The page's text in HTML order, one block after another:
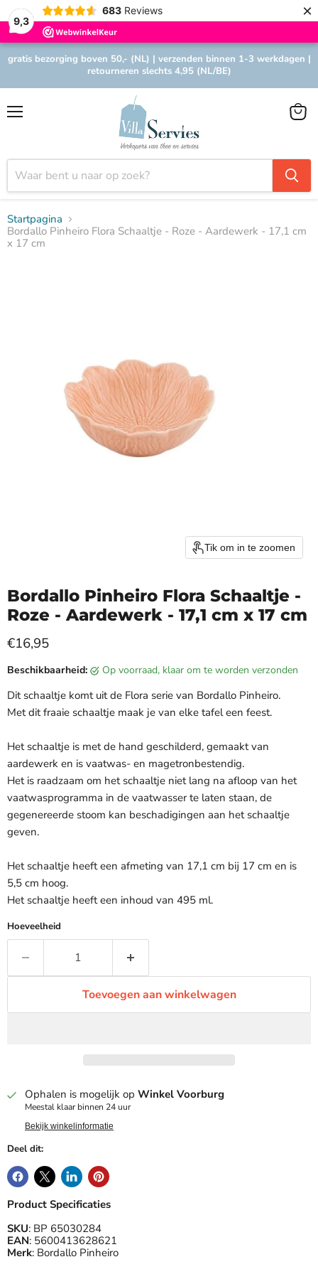
9,3
683 Reviews ×
gratis bezorging boven 50,- (NL) | verzenden binnen 1-3 werkdagen |
retourneren slechts 4,95 (NL/BE)
Startpagina
Bordallo Pinheiro Flora Schaaltje - Roze - Aardewerk - 17,1 cm
x 17 cm
Tik om in te zoomen
Bordallo Pinheiro Flora Schaaltje -
Roze - Aardewerk - 17,1 cm x 17 cm
Huidige prijs
€16,95
Beschikbaarheid: op voorraad, klaar om te worden verzonden
Dit schaaltje komt uit de Flora serie van Bordallo Pinheiro.
Met dit fraaie schaaltje maak je van elke tafel een feest.
Het schaaltje is met de hand geschilderd, gemaakt van
aardewerk en is vaatwas- en magetronbestendig.
Het is raadzaam om het schaaltje niet lang na afloop van het
vaatwasprogramma in de vaatwasser te laten staan, de
gegenereerde stoom kan beschadigingen aan het schaaltje
geven.
Het schaaltje heeft een afmeting van 17,1 cm bij 17 cm en is
5,5 cm hoog.
Het schaaltje heeft een inhoud van 495 ml.
Hoeveelheid
Toevoegen aan winkelwagen
Ophalen is mogelijk op Winkel Voorburg
Meestal klaar binnen 24 uur
Bekijk winkelinformatie
Deel dit:
Product Specificaties
SKU: BP 65030284
EAN: 5600413628621
Merk: Bordallo Pinheiro